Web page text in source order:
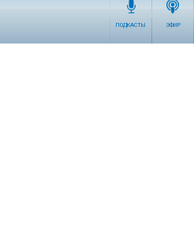
ПОДКАСТЫ ЭФИР